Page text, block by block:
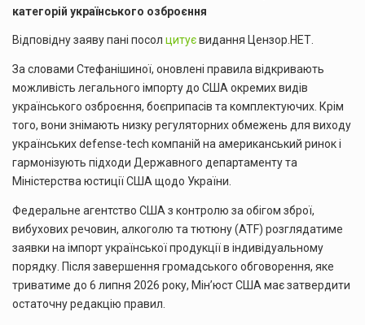
категорій українського озброєння
Відповідну заяву пані посол цитуєвидання Цензор.НЕТ.
За словами Стефанішиної, оновлені правила відкривають
можливість легального імпорту до США окремих видів
українського озброєння, боєприпасів та комплектуючих. Крім
того, вони знімають низку регуляторних обмежень для виходу
українських defense-tech компаній на американський ринок і
гармонізують підходи Державного департаменту та
Міністерства юстиції США щодо України.
Федеральне агентство США з контролю за обігом зброї,
вибухових речовин, алкоголю та тютюну (ATF) розглядатиме
заявки на імпорт української продукції в індивідуальному
порядку. Після завершення громадського обговорення, яке
триватиме до 6 липня 2026 року, Мін’юст США має затвердити
остаточну редакцію правил.